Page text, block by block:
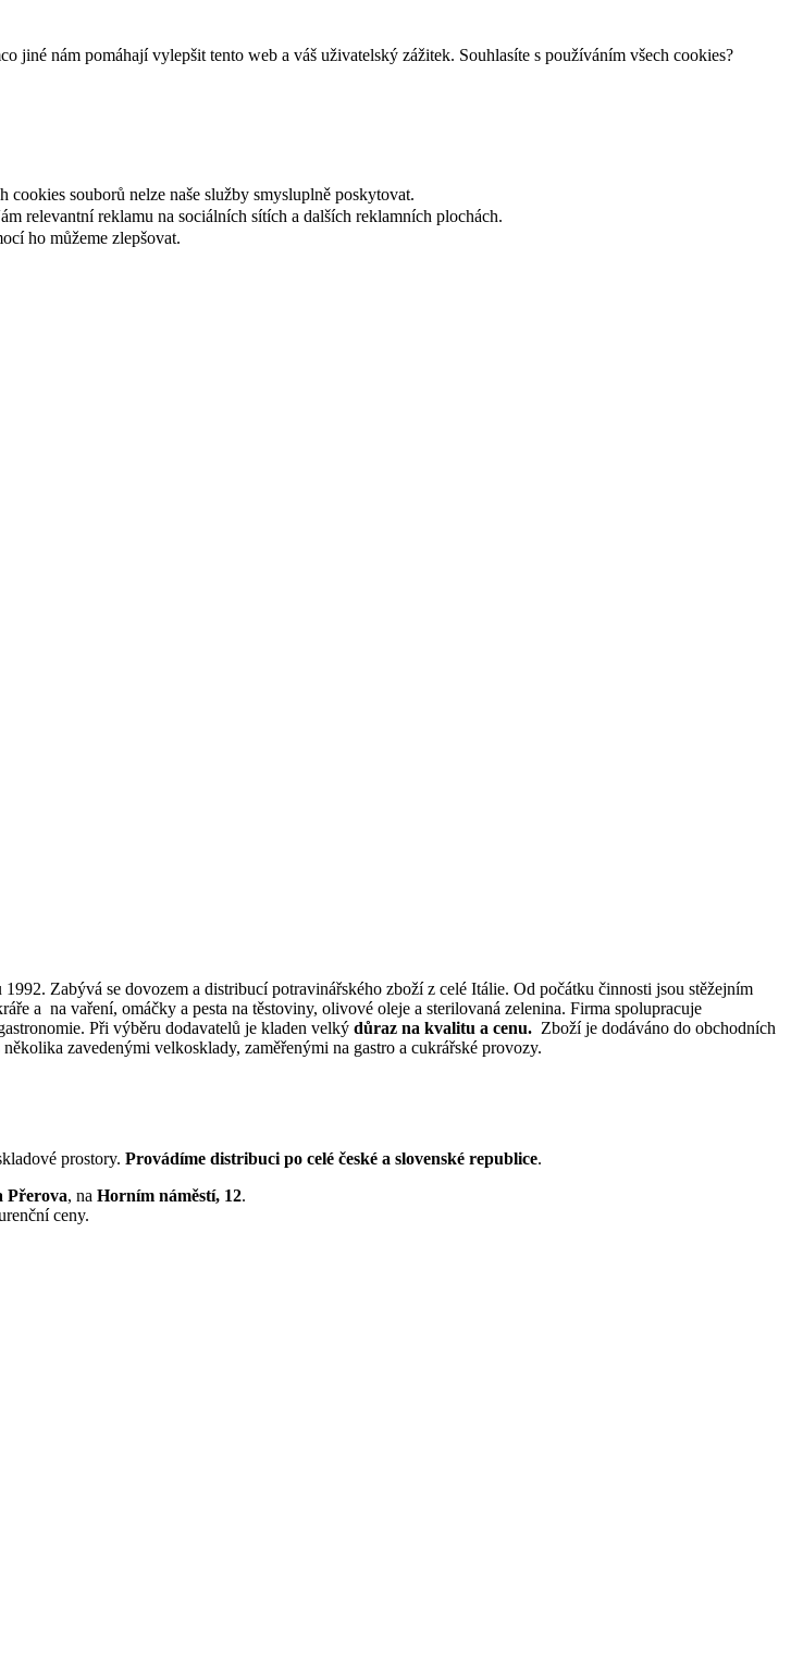
jiné nám pomáhají vylepšit tento web a váš uživatelský zážitek. Souhlasíte s používáním všech cookies?
souborů nelze naše služby smysluplně poskytovat.
relevantní reklamu na sociálních sítích a dalších reklamních plochách.
ho můžeme zlepšovat.
Zabývá se dovozem a distribucí potravinářského zboží z celé Itálie. Od počátku činnosti jsou stěžejním
a na vaření, omáčky a pesta na těstoviny, olivové oleje a sterilovaná zelenina. Firma spolupracuje
Při výběru dodavatelů je kladen velký důraz na kvalitu a cenu. Zboží je dodáváno do obchodních
zavedenými velkosklady, zaměřenými na gastro a cukrářské provozy.
prostory. Provádíme distribuci po celé české a slovenské republice.
Přerova, na Horním náměstí, 12.
ceny.